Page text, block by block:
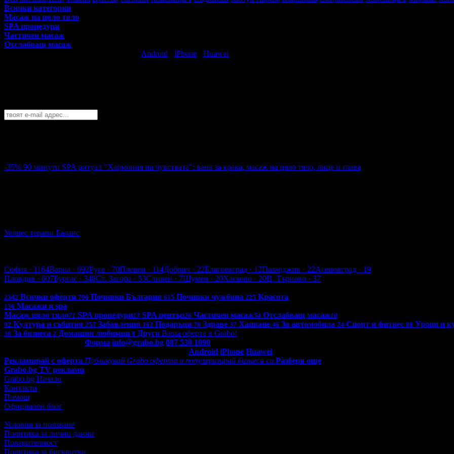
Всички категории
Масаж на цяло тяло
SPA процедури
Частичен масаж
Отслабващ масаж
Android iPhone Huawei
-35% 90 минути SPA ритуал "Хармония на чувствата": вана за крака, масаж на цяло тяло, лице и глава
Уелнес терапи Баланс
София · 1164Варна · 692Русе · 70Плевен · 114Добрич · 22Благоевград · 12Пазарджик · 22Асеновград · 19
Пловдив · 607Бургас · 348Ст. Загора · 53Сливен · 7Шумен · 20Хасково · 20В. Търново · 37
2342 Всички оферти 796 Почивки България 615 Почивки чужбина 225 Красота
136 Масажи и spa
Масаж цяло тяло71 SPA процедури13 SPA център26 Частичен масаж54 Отслабващ масаж10
92 Култура и събития 255 Забавления 162 Подаръци 78 Здраве 37 Хапване 46 За автомобила 24 Спорт и фитнес 88 Уроци и
38 За бизнеса 2 Домашни любимци 8 Други Ваша оферта в Grabo!
Форма info@grabo.bg 087 530 1090
Android iPhone Huawei
Рекламирай с оферта Публикувай Grabo оферта и популяризирай бизнеса си Разбери още
Grabo.bg TV реклами
Grabo.bg Начало
Контакти
Помощ
Официален блог
Условия за ползване
Политика за лични данни
Поверителност
Политика за бисквитки